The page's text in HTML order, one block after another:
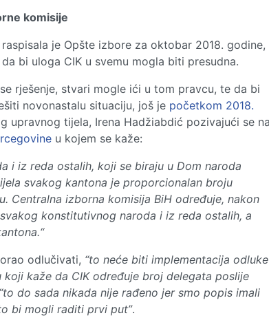
komisije
je Opšte izbore za oktobar 2018. godine,
bi uloga CIK u svemu mogla biti presudna.
rješenje, stvari mogle ići u tom pravcu, te da bi
novonastalu situaciju, još je početkom 2018.
upravnog tijela, Irena Hadžiabdić pozivajući se
u kojem se kaže:
i iz reda ostalih, koji se biraju u Dom naroda
svakog kantona je proporcionalan broju
Centralna izborna komisija BiH određuje, nakon
konstitutivnog naroda i iz reda ostalih, a
odlučivati, “to neće biti implementacija odluke
kaže da CIK određuje broj delegata poslije
“to do sada nikada nije rađeno jer smo popis imali
bi mogli raditi prvi put”.